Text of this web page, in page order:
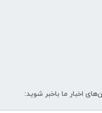
اخبار ما باخبر شوید: